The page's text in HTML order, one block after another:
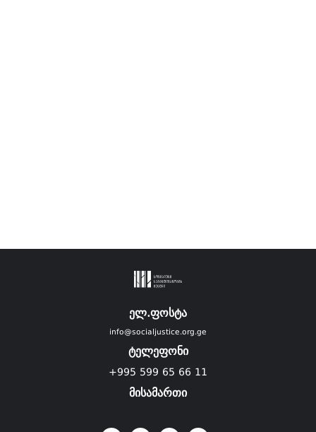
ელ.ფოსტა
info@socialjustice.org.ge
ტელეფონი
+995 599 65 66 11
მისამართი